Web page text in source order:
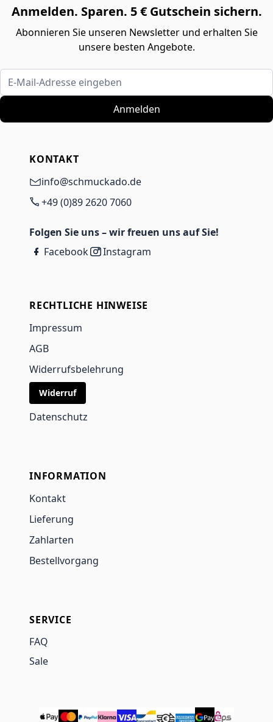
Anmelden. Sparen. 5 € Gutschein sichern.
Abonnieren Sie unseren Newsletter und erhalten Sie
unsere besten Angebote.
E-Mail-Adresse eingeben
Anmelden
KONTAKT
info@schmuckado.de
+49 (0)89 2620 7060
Folgen Sie uns – wir freuen uns auf Sie!
Facebook
Instagram
RECHTLICHE HINWEISE
Impressum
AGB
Widerrufsbelehrung
Widerruf
Datenschutz
INFORMATION
Kontakt
Lieferung
Zahlarten
Bestellvorgang
SERVICE
FAQ
Sale